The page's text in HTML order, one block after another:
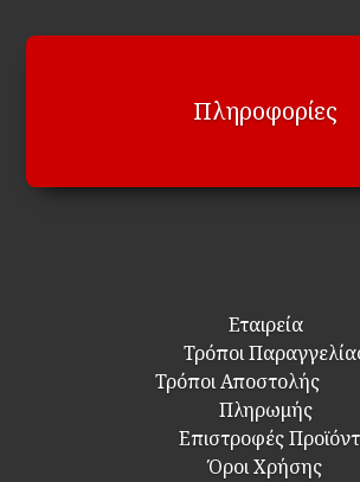
Πληροφορίες
Εταιρεία
Τρόποι
Τρόποι
Πληρωμής
Επιστροφές
Όροι Χρήσης